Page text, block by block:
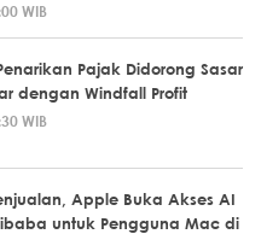
WIB
Pajak Didorong Sasar
dengan Windfall Profit
WIB
Apple Buka Akses AI
untuk Pengguna Mac di